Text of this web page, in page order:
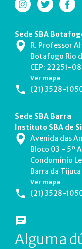
Sede SBA
R. Professor
Botafogo Rio
CEP: 22251-
Ver mapa
(21) 3528-
Sede SBA Barra
Instituto SBA de
Avenida das
Bloco 03 - 5º
Condomínio
Barra da
Ver mapa
(21) 3528-
Alguma